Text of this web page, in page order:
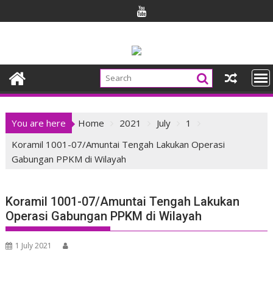
to
You are here Home 2021 July
1
Koramil 1001-07/Amuntai Tengah Lakukan Operasi
Gabungan PPKM di Wilayah
Koramil 1001-07/Amuntai Tengah Lakukan
Operasi Gabungan PPKM di Wilayah
1 July 2021